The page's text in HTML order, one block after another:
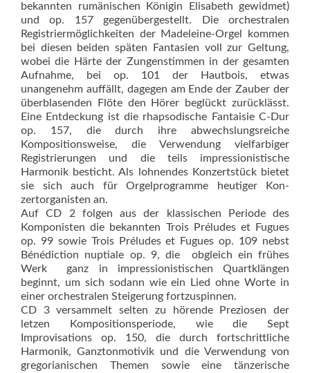
bekannten rumänischen Königin Elisabeth gewidmet)
und op. 157 gegenübergestellt. Die orches­tralen
Registriermöglichkeiten der Madeleine-Orgel kommen
bei diesen beiden späten Fantasien voll zur Geltung,
wobei die Härte der Zungenstimmen in der gesamten
Aufnahme, bei op. 101 der Hautbois, etwas
unangenehm auffällt, dagegen am Ende der Zauber der
überblasenden Flöte den Hörer beglückt zurücklässt.
Eine Entdeckung ist die rhapsodische Fantaisie C-Dur
op. 157, die durch ihre abwechslungsreiche
Kompositionsweise, die Verwendung vielfarbiger
Registrierungen und die teils impressionistische
Harmonik besticht. Als lohnendes Konzertstück bietet
sie sich auch für Orgelprogramme heutiger Kon­
zertorganisten an.
Auf CD 2 folgen aus der klassischen Periode des
Komponisten die bekannten Trois Préludes et Fugues
op. 99 sowie Trois Préludes et Fugues op. 109 nebst
Bénédiction nuptiale op. 9, die  obgleich ein frühes
Werk  ganz in impressionis­tischen Quartklängen
beginnt, um sich sodann wie ein Lied ohne Worte in
einer orchestralen Steigerung fortzuspinnen.
CD 3 versammelt selten zu hörende Preziosen der
letzen Kompositionsperiode, wie die Sept
Improvisations op. 150, die durch fortschrittliche
Harmonik, Ganztonmotivik und die Verwendung von
gregorianischen Themen sowie eine tänzerische